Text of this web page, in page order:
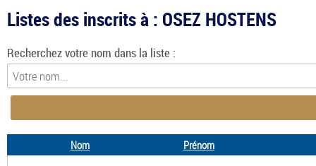
Listes des inscrits à : OSEZ HOSTENS
Recherchez votre nom dans la liste :
Nom Prénom